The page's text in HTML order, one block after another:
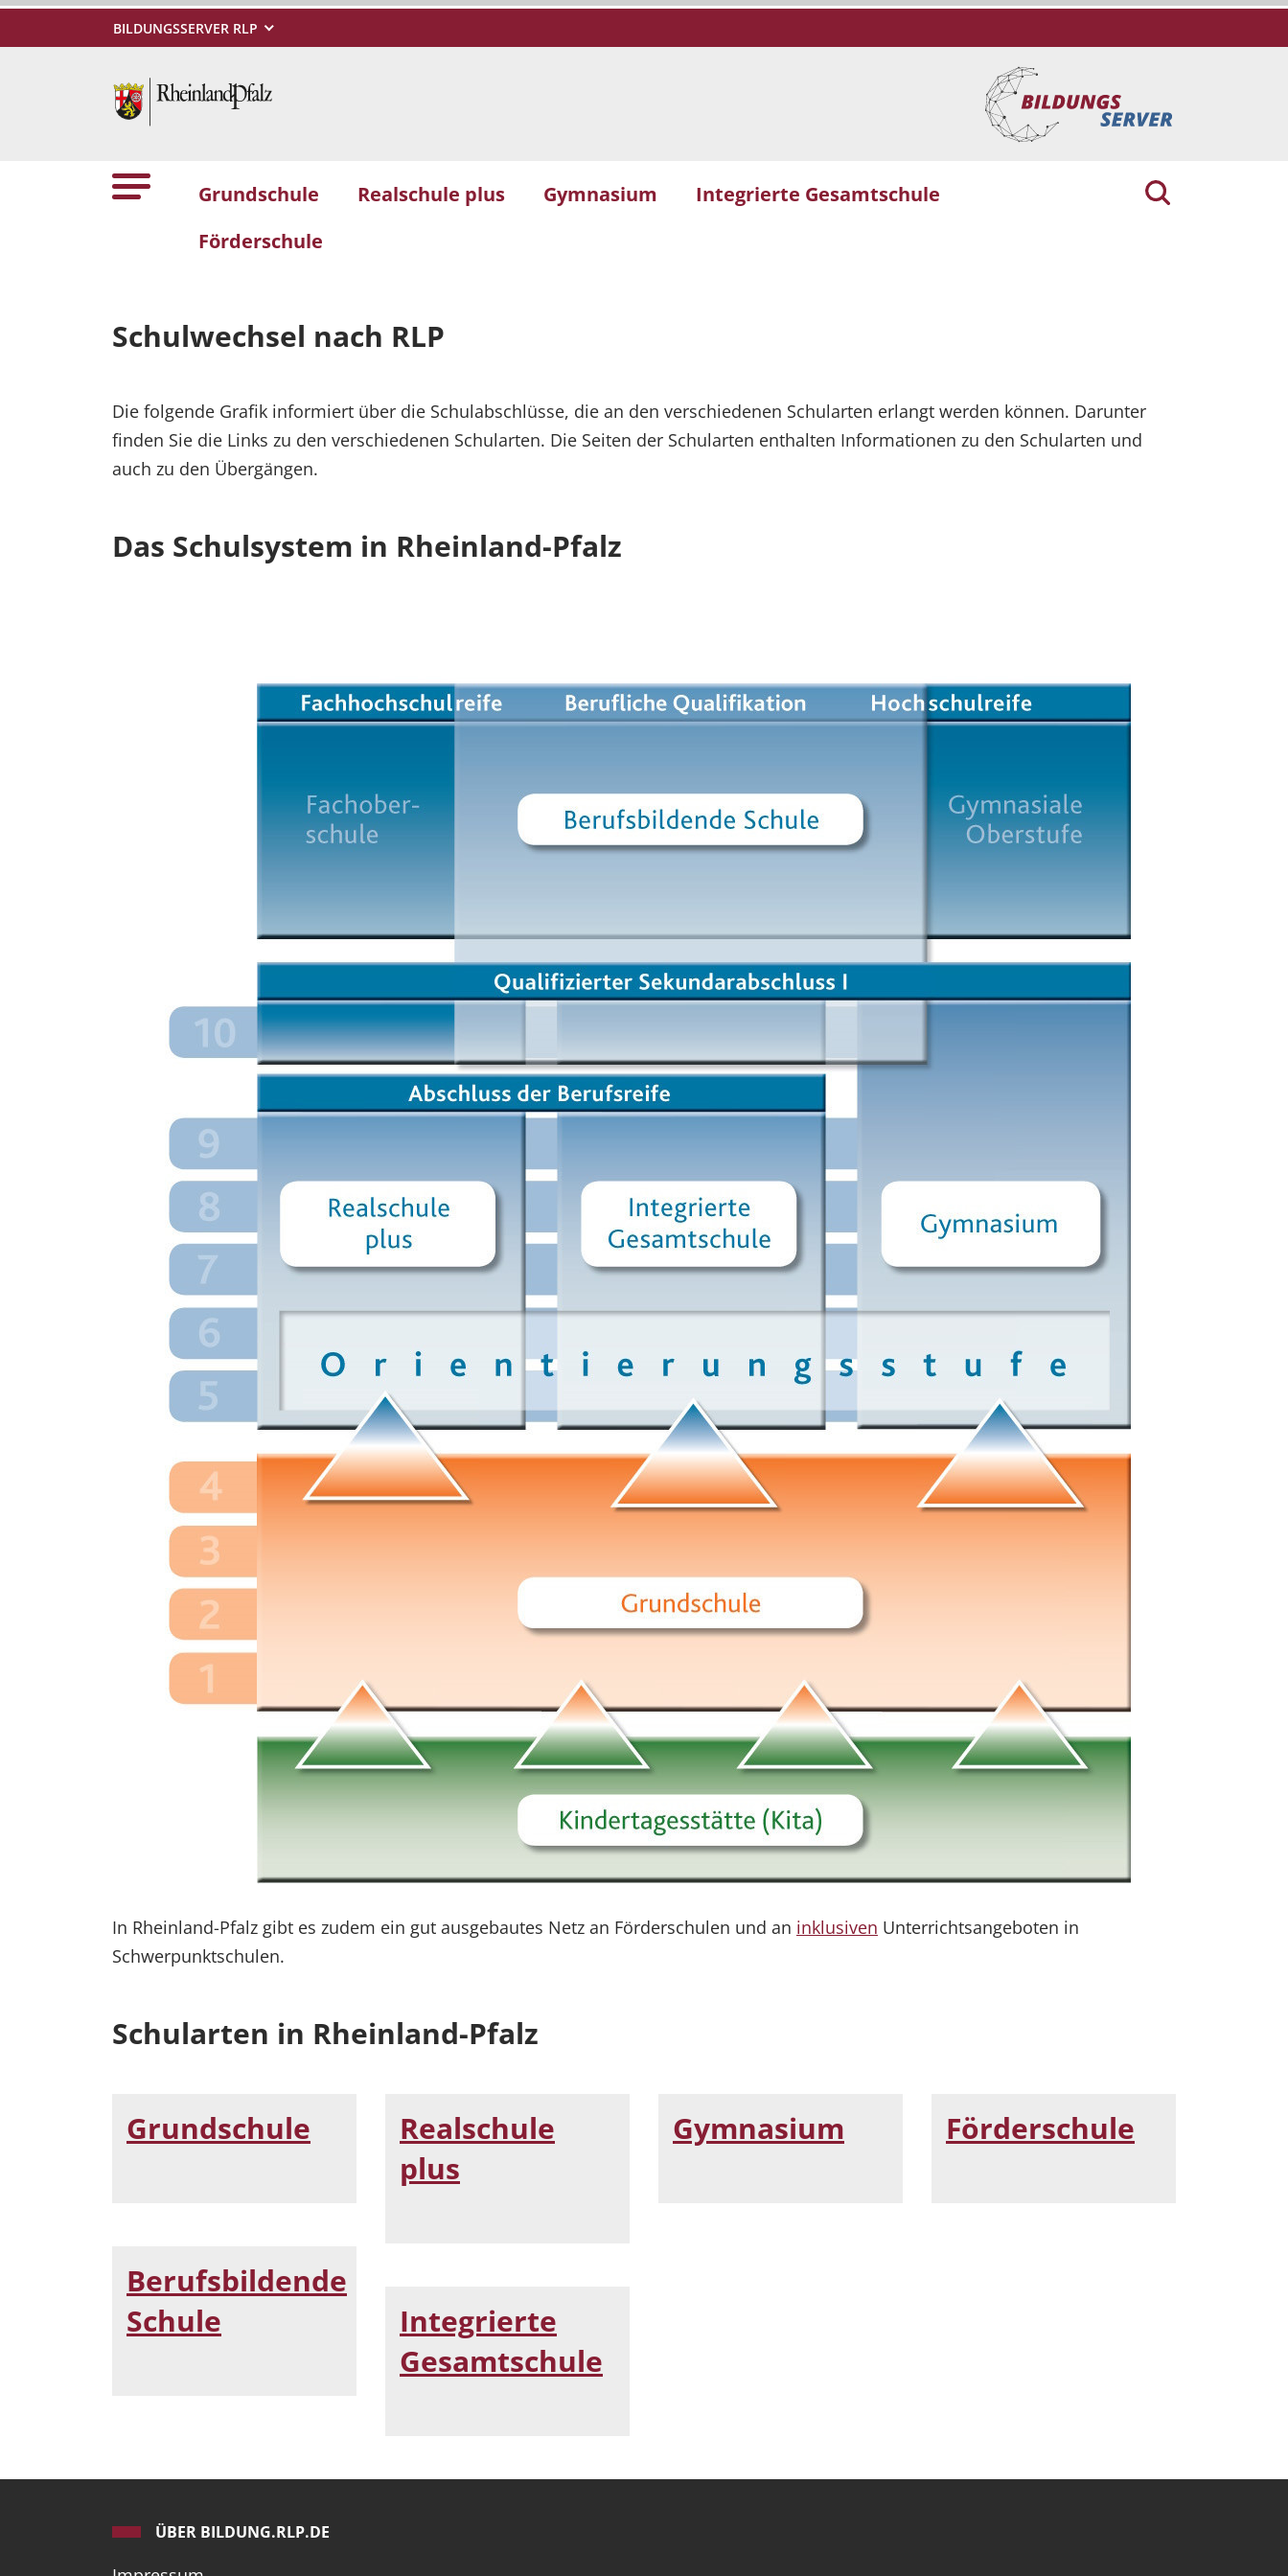
BILDUNGSSERVER RLP
Grundschule Realschule plus Gymnasium
Integrierte Gesamtschule
Förderschule
Schulwechsel nach RLP
Die folgende Grafik informiert über die Schulabschlüsse, die an den verschiedenen Schularten erlangt werden können. Darunter
finden Sie die Links zu den verschiedenen Schularten. Die Seiten der Schularten enthalten Informationen zu den Schularten und
auch zu den Übergängen.
Das Schulsystem in Rheinland-Pfalz
In Rheinland-Pfalz gibt es zudem ein gut ausgebautes Netz an Förderschulen und an inklusiven Unterrichtsangeboten in
Schwerpunktschulen.
Schularten in Rheinland-Pfalz
Grundschule
Berufsbildende
Schule
Realschule
plus
Integrierte
Gesamtschule
Gymnasium Förderschule
ÜBER BILDUNG.RLP.DE